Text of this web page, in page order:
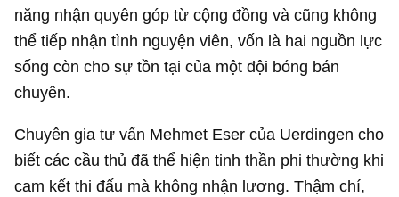
năng nhận quyên góp từ cộng đồng và cũng không
thể tiếp nhận tình nguyện viên, vốn là hai nguồn lực
sống còn cho sự tồn tại của một đội bóng bán
chuyên.
Chuyên gia tư vấn Mehmet Eser của Uerdingen cho
biết các cầu thủ đã thể hiện tinh thần phi thường khi
cam kết thi đấu mà không nhận lương. Thậm chí,